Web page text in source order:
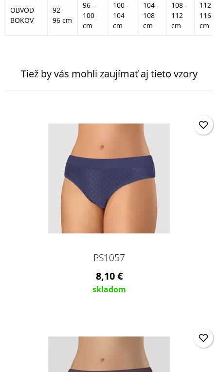
OBVOD
BOKOV
92 -
96 cm
96 -
100
cm
100 -
104
cm
104 -
108
cm
108 -
112
cm
112 -
116
cm
Tiež by vás mohli zaujímať aj tieto vzory
PS1057
8,10 €
skladom